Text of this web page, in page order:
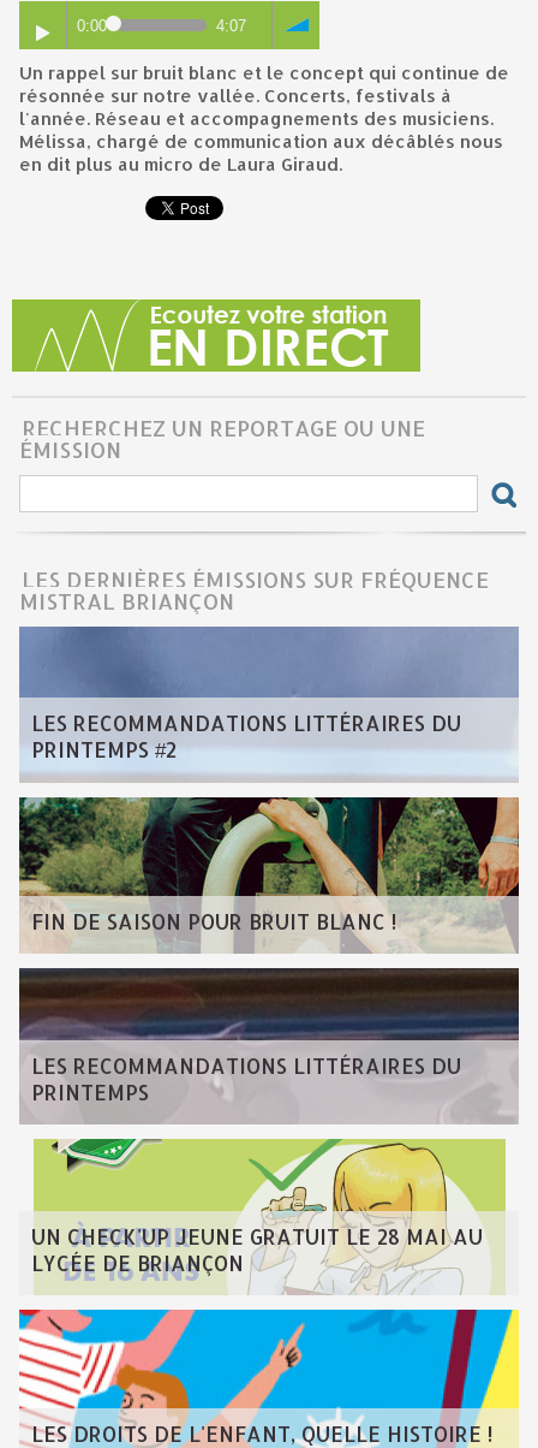
0:00 4:07
Un rappel sur bruit blanc et le concept qui continue de
résonnée sur notre vallée. Concerts, festivals à
l'année. Réseau et accompagnements des musiciens.
Mélissa, chargé de communication aux décâblés nous
en dit plus au micro de Laura Giraud.
RECHERCHEZ UN REPORTAGE OU UNE
ÉMISSION
LES DERNIÈRES ÉMISSIONS SUR FRÉQUENCE
MISTRAL BRIANÇON
LES RECOMMANDATIONS LITTÉRAIRES DU
PRINTEMPS #2
FIN DE SAISON POUR BRUIT BLANC !
LES RECOMMANDATIONS LITTÉRAIRES DU
PRINTEMPS
UN CHECK'UP JEUNE GRATUIT LE 28 MAI AU
LYCÉE DE BRIANÇON
LES DROITS DE L'ENFANT, QUELLE HISTOIRE !